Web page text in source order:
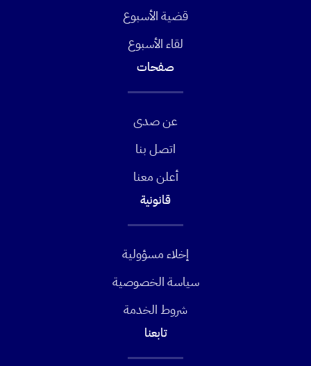
قضية الأسبوع
لقاء الأسبوع
صفحات
عن صدى
اتصل بنا
أعلن معنا
قانونية
إخلاء مسؤولية
سياسة الخصوصية
شروط الخدمة
تابعنا